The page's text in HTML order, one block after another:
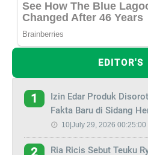
EDITOR'S
1
Izin Edar Produk
Fakta Baru di Sidang
10|July 29, 2026 00:25:00
Ria Ricis Sebut Teuku